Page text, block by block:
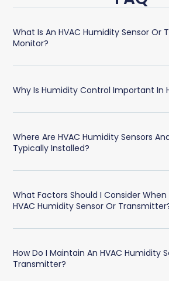
What Is An HVAC Humidity Sensor Or
Monitor?
Why Is Humidity Control Important In
Where Are HVAC Humidity Sensors
Typically Installed?
What Factors Should I Consider
HVAC Humidity Sensor Or
How Do I Maintain An HVAC Humidity
Transmitter?